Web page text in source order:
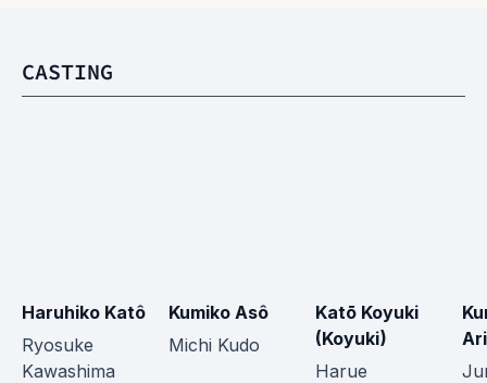
CASTING
Haruhiko Katô
Ryosuke
Kawashima
Kumiko Asô
Michi Kudo
Katō Koyuki
(Koyuki)
Harue